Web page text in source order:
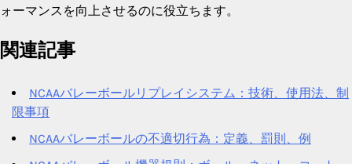
ォーマンスを向上させるのに役立ちます。
関連記事
NCAAバレーボールリプレイシステム：技術、使用法、制
限事項
NCAAバレーボールの不適切行為：定義、罰則、例